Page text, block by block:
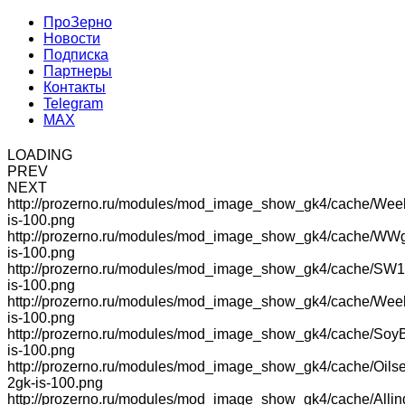
ПроЗерно
Новости
Подписка
Партнеры
Контакты
Telegram
MAX
LOADING
PREV
NEXT
http://prozerno.ru/modules/mod_image_show_gk4/cache/
is-100.png
http://prozerno.ru/modules/mod_image_show_gk4/cache/
is-100.png
http://prozerno.ru/modules/mod_image_show_gk4/cache/
is-100.png
http://prozerno.ru/modules/mod_image_show_gk4/cache/
is-100.png
http://prozerno.ru/modules/mod_image_show_gk4/cache/
is-100.png
http://prozerno.ru/modules/mod_image_show_gk4/cache/
2gk-is-100.png
http://prozerno.ru/modules/mod_image_show_gk4/cache/